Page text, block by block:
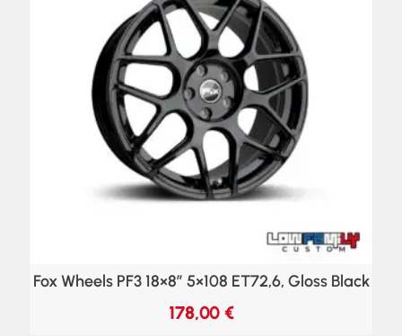
Fox Wheels PF3 18×8″ 5×108 ET72,6, Gloss Black
178,00 €